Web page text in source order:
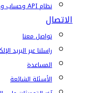
نظام API وحساب وكيل سفر جديد
الاتصال
تواصل معنا
راسلنا عبر البريد
المساعدة
الأسئلة الشائعة